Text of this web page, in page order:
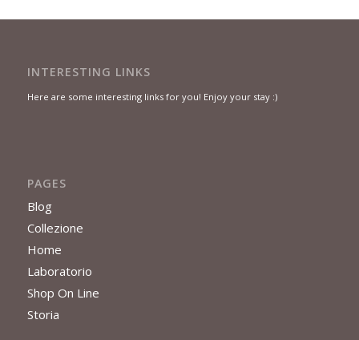
INTERESTING LINKS
Here are some interesting links for you! Enjoy your stay :)
PAGES
Blog
Collezione
Home
Laboratorio
Shop On Line
Storia